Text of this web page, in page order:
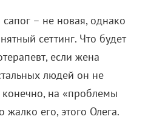
– не новая, однако
сеттинг. Что будет
если жена
людей он не
на «проблемы
его, этого Олега.